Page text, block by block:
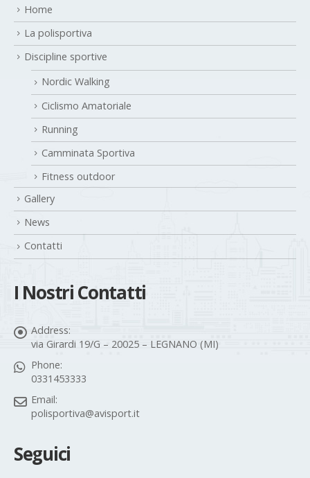
Home
La polisportiva
Discipline sportive
Nordic Walking
Ciclismo Amatoriale
Running
Camminata Sportiva
Fitness outdoor
Gallery
News
Contatti
I Nostri Contatti
Address:
via Girardi 19/G – 20025 – LEGNANO (MI)
Phone:
0331453333
Email:
polisportiva@avisport.it
Seguici